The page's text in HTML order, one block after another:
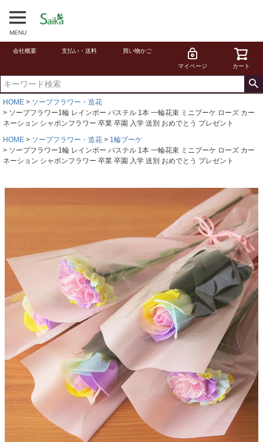
MENU
会社概要 支払い・送料 買い物かご
マイページ カート
HOME
ソープフラワー・造花
ソープフラワー1輪 レインボー パステル 1本 一輪花束 ミニブーケ ローズ カー
ネーション シャボンフラワー 卒業 卒園 入学 送別 おめでとう プレゼント
HOME
ソープフラワー・造花
1輪ブーケ
ソープフラワー1輪 レインボー パステル 1本 一輪花束 ミニブーケ ローズ カー
ネーション シャボンフラワー 卒業 卒園 入学 送別 おめでとう プレゼント